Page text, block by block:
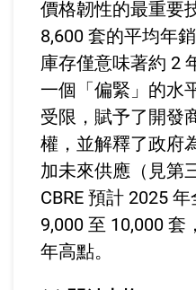
價格韌性的最重要
8,600 套的平均年
庫存僅意味著約 2
一個「偏緊」的水
受限，賦予了開發
權，並解釋了政府
加未來供應（見第
CBRE 預計 2025
9,000 至 10,000 套
年高點。